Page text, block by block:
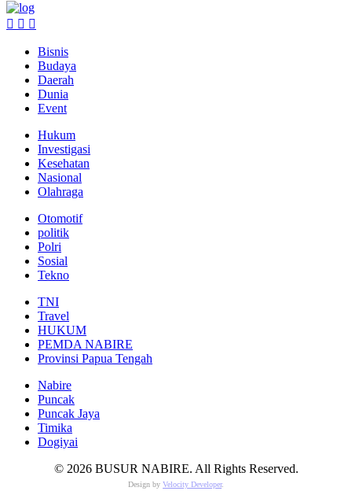
Bisnis
Budaya
Daerah
Dunia
Event
Hukum
Investigasi
Kesehatan
Nasional
Olahraga
Otomotif
politik
Polri
Sosial
Tekno
TNI
Travel
HUKUM
PEMDA NABIRE
Provinsi Papua Tengah
Nabire
Puncak
Puncak Jaya
Timika
Dogiyai
© 2026 BUSUR NABIRE. All Rights Reserved.
Design by Velocity Developer.